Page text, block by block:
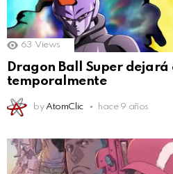
63 Views
Dragon Ball Super dejará
temporalmente
by AtomClic hace 9 años